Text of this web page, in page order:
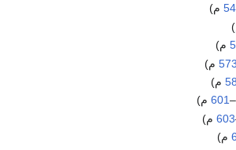
م)
م)
م)
م)
–
601 م)
603 م)
م)